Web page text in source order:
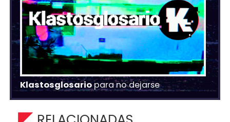
Klastosglosariopara no dejarse